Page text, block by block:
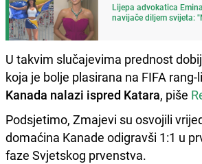
Lijepa advokatica
navijače diljem svijeta:
U takvim slučajevima prednost
koja je bolje plasirana na FIFA
Kanada nalazi ispred Katara, piše
Podsjetimo, Zmajevi su osvojili
domaćina Kanade odigravši 1:1 u
faze Svjetskog prvenstva.